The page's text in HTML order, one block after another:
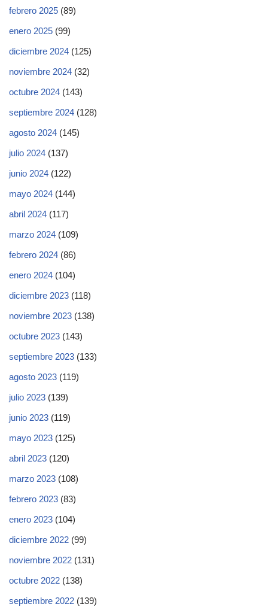
febrero 2025 (89)
enero 2025 (99)
diciembre 2024 (125)
noviembre 2024 (32)
octubre 2024 (143)
septiembre 2024 (128)
agosto 2024 (145)
julio 2024 (137)
junio 2024 (122)
mayo 2024 (144)
abril 2024 (117)
marzo 2024 (109)
febrero 2024 (86)
enero 2024 (104)
diciembre 2023 (118)
noviembre 2023 (138)
octubre 2023 (143)
septiembre 2023 (133)
agosto 2023 (119)
julio 2023 (139)
junio 2023 (119)
mayo 2023 (125)
abril 2023 (120)
marzo 2023 (108)
febrero 2023 (83)
enero 2023 (104)
diciembre 2022 (99)
noviembre 2022 (131)
octubre 2022 (138)
septiembre 2022 (139)